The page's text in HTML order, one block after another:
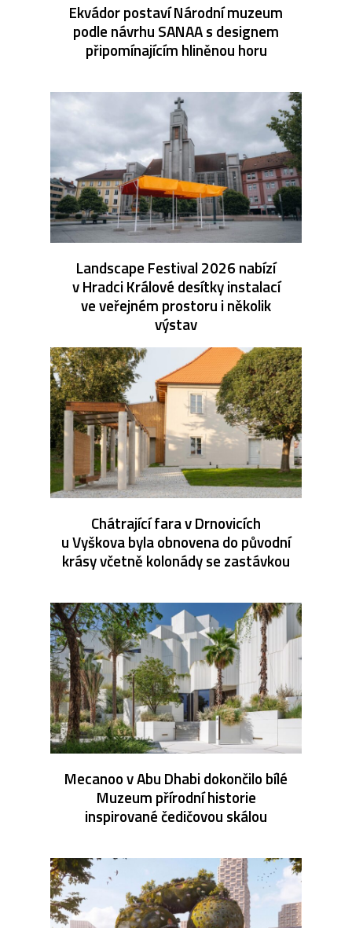
Ekvádor postaví Národní muzeum
podle návrhu SANAA s designem
připomínajícím hliněnou horu
Landscape Festival 2026 nabízí
v Hradci Králové desítky instalací
ve veřejném prostoru i několik
výstav
Chátrající fara v Drnovicích
u Vyškova byla obnovena do původní
krásy včetně kolonády se zastávkou
Mecanoo v Abu Dhabi dokončilo bílé
Muzeum přírodní historie
inspirované čedičovou skálou